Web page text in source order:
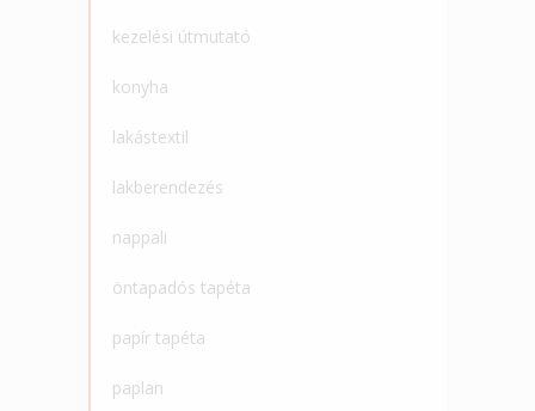
kezelési útmutató
konyha
lakástextil
lakberendezés
nappali
öntapadós tapéta
papír tapéta
paplan